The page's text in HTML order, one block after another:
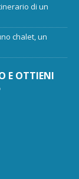
di un
chalet, un
E OTTIENI